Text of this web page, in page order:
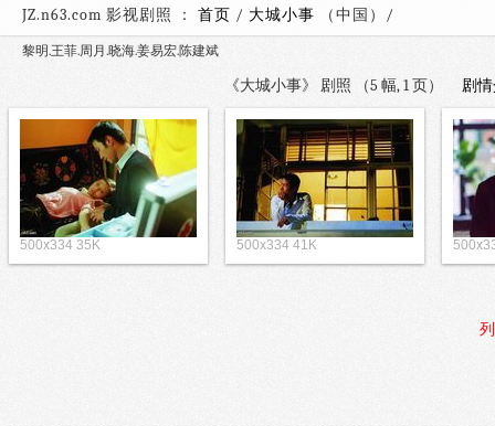
JZ.n63.com 影视剧照 ： 首页 / 大城小事 （中国）
黎明.王菲.周月.晓海.姜易宏.陈建斌
《大城小事》 剧照 （5 幅, 1 页） 剧
500x334 35K 500x334 41K